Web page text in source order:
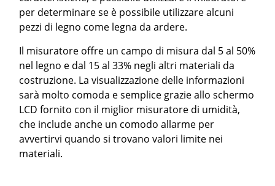
per determinare se è possibile utilizzare alcuni
pezzi di legno come legna da ardere.
Il misuratore offre un campo di misura dal 5 al 50%
nel legno e dal 15 al 33% negli altri materiali da
costruzione. La visualizzazione delle informazioni
sarà molto comoda e semplice grazie allo schermo
LCD fornito con il miglior misuratore di umidità,
che include anche un comodo allarme per
avvertirvi quando si trovano valori limite nei
materiali.